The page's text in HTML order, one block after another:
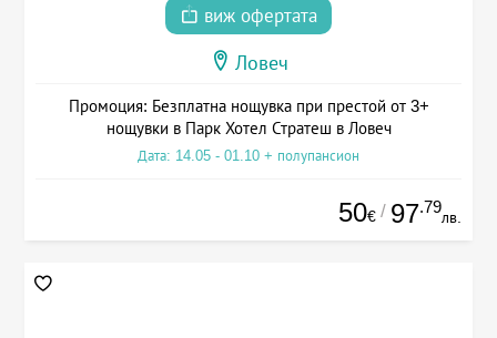
виж офертата
Ловеч
Промоция: Безплатна нощувка при престой от 3+
нощувки в Парк Хотел Стратеш в Ловеч
Дата: 14.05 - 01.10 + полупансион
50€ / 97.79
лв.